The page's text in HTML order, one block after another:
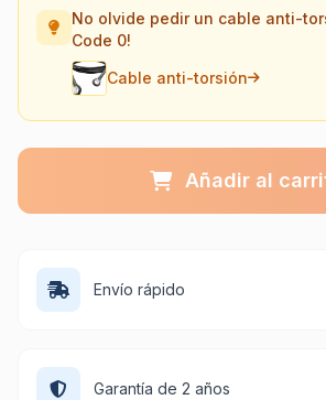
No olvide pedir un cable anti-
Code 0!
Cable anti-torsión
Añadir al
Envío rápido
Garantía de 2 años